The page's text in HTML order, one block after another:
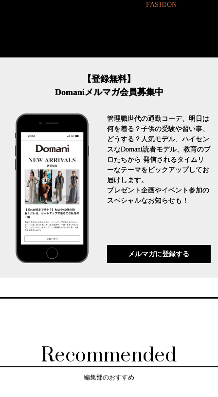
LIFESTYLE
【登録無料】
Domaniメルマガ会員募集中
管理職世代の通勤コーデ、明日は
何を着る？子供の受験や習い事、
どうする？人気モデル、ハイセン
スなDomani読者モデル、教育のプ
ロたちから 発信されるタイムリ
ーなテーマをピックアップしてお
届けします。
プレゼント企画やイベント参加の
スペシャルなお知らせも！
メルマガに登録する
Recommended
編集部のおすすめ